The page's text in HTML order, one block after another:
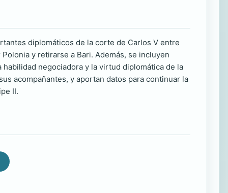
diplomáticos de la corte de Carlos V entre
y retirarse a Bari. Además, se incluyen
negociadora y la virtud diplomática de la
acompañantes, y aportan datos para continuar la
II.